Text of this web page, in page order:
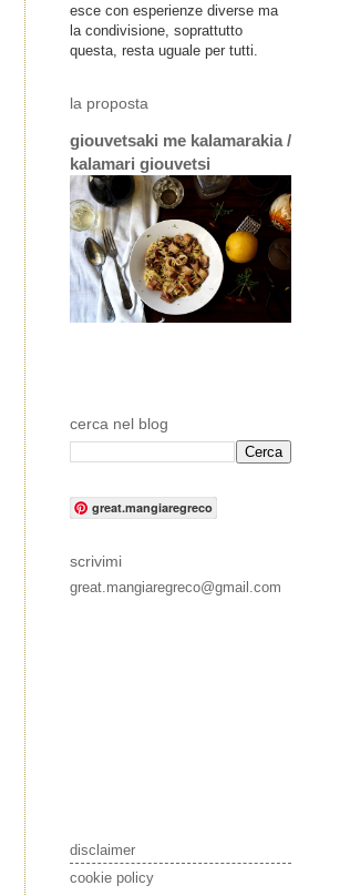
esce con esperienze diverse ma
la condivisione, soprattutto
questa, resta uguale per tutti.
la proposta
giouvetsaki me kalamarakia /
kalamari giouvetsi
cerca nel blog
great.mangiaregreco
scrivimi
great.mangiaregreco@gmail.com
disclaimer
cookie policy